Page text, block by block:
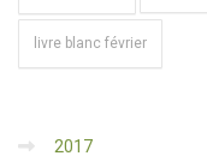
livre blanc février
2017